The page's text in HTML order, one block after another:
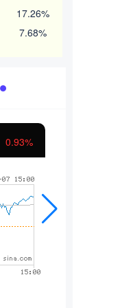
17.26%
7.68%
0.93%